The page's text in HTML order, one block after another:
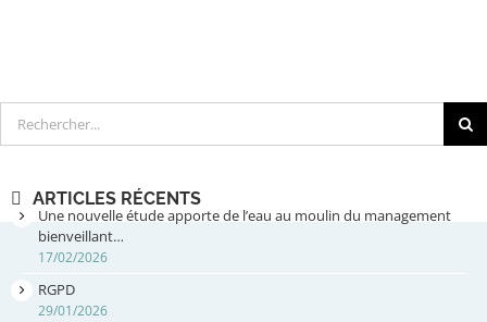
Rechercher
ARTICLES RÉCENTS
Une nouvelle étude apporte de l’eau au moulin du management
bienveillant…
17/02/2026
RGPD
29/01/2026